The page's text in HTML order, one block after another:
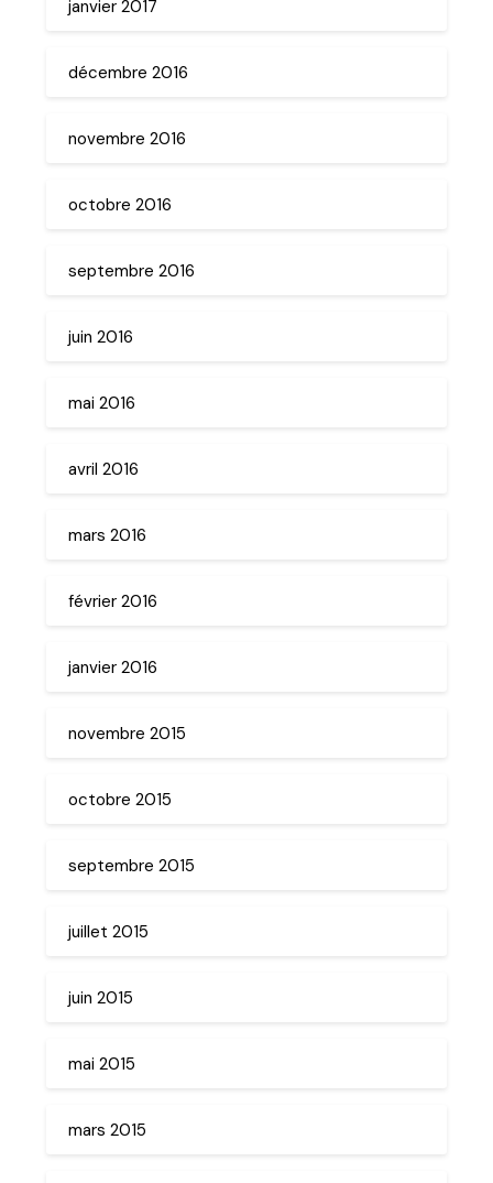
janvier 2017
décembre 2016
novembre 2016
octobre 2016
septembre 2016
juin 2016
mai 2016
avril 2016
mars 2016
février 2016
janvier 2016
novembre 2015
octobre 2015
septembre 2015
juillet 2015
juin 2015
mai 2015
mars 2015